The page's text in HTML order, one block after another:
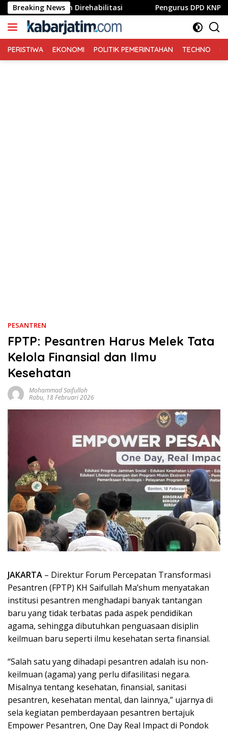
Langsung
ke
konten
Breaking News
dan Direhabilitasi Pengurus DPD KNPI Jombang
PERISTIWA EKONOMI POLITIK PEMERINTAHAN TECHNO
PESANTREN
FPTP: Pesantren Harus Melek Tata
Kelola Finansial dan Ilmu
Kesehatan
Mohammad Saifulloh
Rabu, 18 Februari 2026
JAKARTA – Direktur Forum Percepatan Transformasi
Pesantren (FPTP) KH Saifullah Ma’shum menyatakan
institusi pesantren menghadapi banyak tantangan
baru yang tidak terbatas pada aspek pendidikan
agama, sehingga dibutuhkan penguasaan disiplin
keilmuan baru seperti ilmu kesehatan serta finansial.
“Salah satu yang dihadapi pesantren adalah isu non-
keilmuan (agama) yang perlu difasilitasi negara.
Misalnya tentang kesehatan, finansial, sanitasi
pesantren, kesehatan mental, dan lainnya,” ujarnya di
sela kegiatan pemberdayaan pesantren bertajuk
Empower Pesantren, One Day Real Impact di Pondok